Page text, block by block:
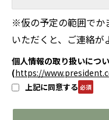
※仮の予定の範囲でか
いただくと、ご連絡が
個人情報の取り扱いにつ
(https://
上記に同意する